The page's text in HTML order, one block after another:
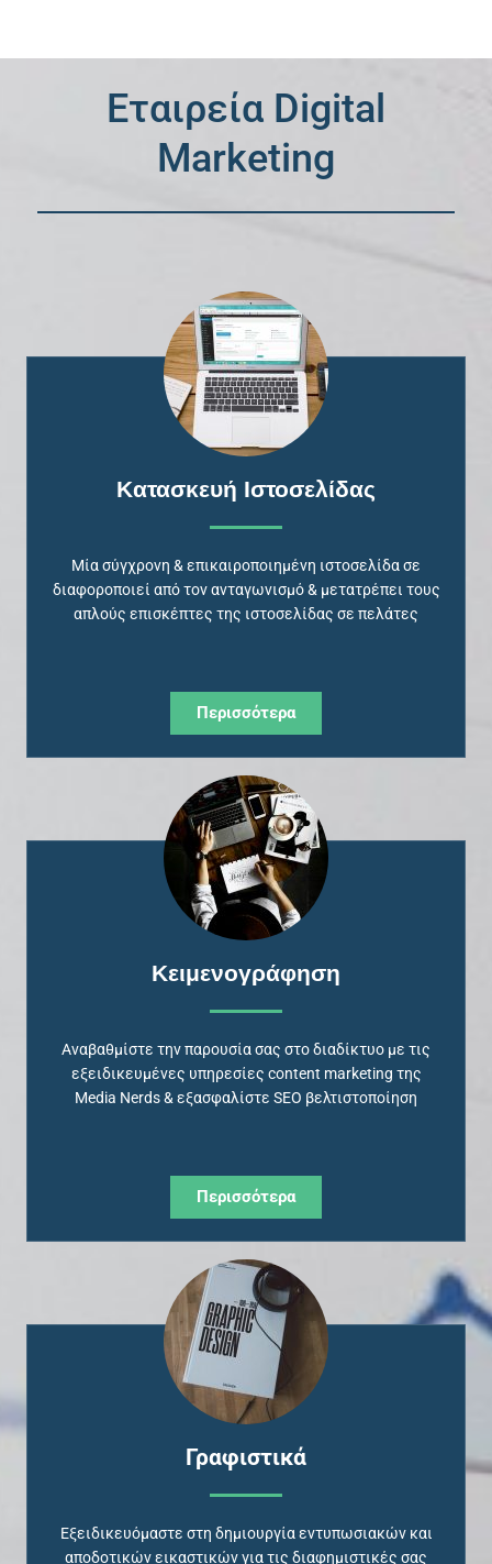
Εταιρεία Digital
Marketing
Κατασκευή Ιστοσελίδας
Μία σύγχρονη & επικαιροποιημένη ιστοσελίδα σε
διαφοροποιεί από τον ανταγωνισμό & μετατρέπει τους
απλούς επισκέπτες της ιστοσελίδας σε πελάτες
Περισσότερα
Κειμενογράφηση
Αναβαθμίστε την παρουσία σας στο διαδίκτυο με τις
εξειδικευμένες υπηρεσίες content marketing της
Media Nerds & εξασφαλίστε SEO βελτιστοποίηση
Περισσότερα
Γραφιστικά
Eξειδικευόμαστε στη δημιουργία εντυπωσιακών και
αποδοτικών εικαστικών για τις διαφημιστικές σας